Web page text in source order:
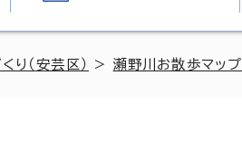
り（安芸区） > 瀬野川お散歩マップ